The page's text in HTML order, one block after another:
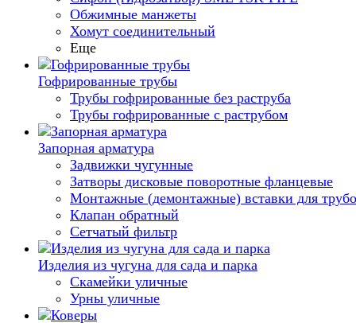
Обжимные манжеты
Хомут соединительный
Еще
Гофрированные трубы
Трубы гофрированные без раструба
Трубы гофрированные с раструбом
Запорная арматура
Задвижки чугунные
Затворы дисковые поворотные фланцевые
Монтажные (демонтажные) вставки для
Клапан обратный
Сетчатый фильтр
Изделия из чугуна для сада и парка
Скамейки уличные
Урны уличные